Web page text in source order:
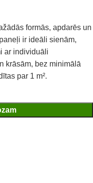
formās, apdarēs un
ir ideāli sienām,
ar individuāli
krāsām, bez minimālā
par 1 m².